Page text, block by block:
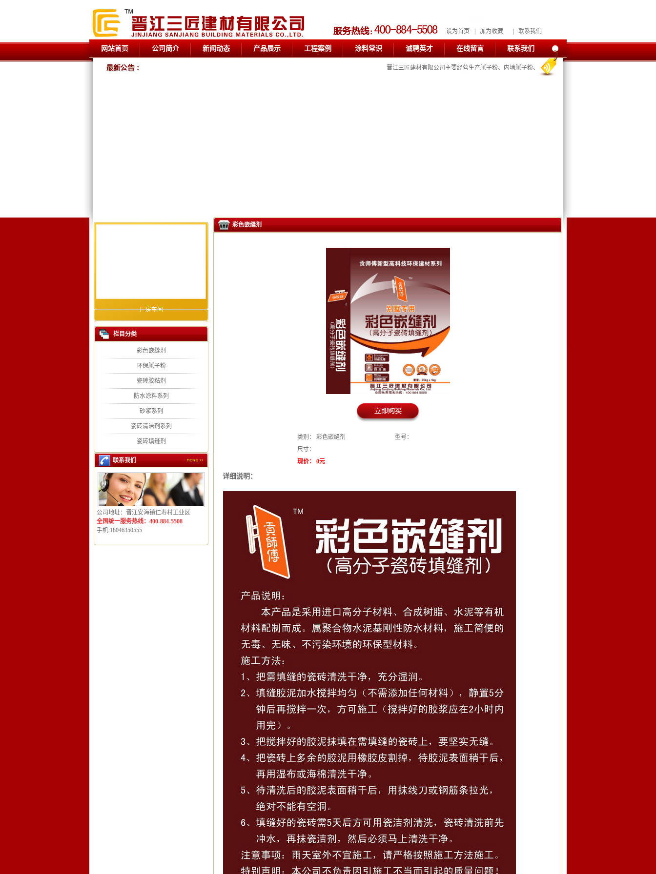
设为首页 加为收藏 联系我们
网站首页 公司简介 新闻动态 产品展示 工程案例 涂料常识 诚聘英才 在线留言 联系我们
晋江三匠建材有限公司主要经营生产腻子粉、内墙腻子粉、外墙腻子粉、耐水腻子粉、保温腻子粉、彩
厂房车间
栏目分类
彩色嵌缝剂
环保腻子粉
瓷砖胶粘剂
防水涂料系列
砂浆系列
瓷砖清洁剂系列
瓷砖填缝剂
联系我们
公司地址：晋江安海镇仁寿村工业区
全国统一服务热线：400-884-5508
手机:18046350555
彩色嵌缝剂
类别： 彩色嵌缝剂
型号：
尺寸：
现价：
0元
详细说明：